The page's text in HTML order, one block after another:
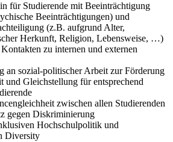
für Studierende mit Beeinträchtigung
Beeinträchtigungen) und
(z.B. aufgrund Alter,
Herkunft, Religion, Lebensweise, …)
zu internen und externen
an sozial-politischer Arbeit zur Förderung
und Gleichstellung für entsprechend
zwischen allen Studierenden
gegen Diskriminierung
Hochschulpolitik und
Diversity